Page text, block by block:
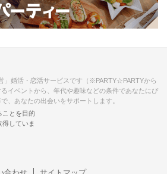
」婚活・恋活サービスです（※PARTY☆PARTYから
イベントから、年代や趣味などの条件であなたにぴ
、あなたの出会いをサポートします。
ことを目的
していま